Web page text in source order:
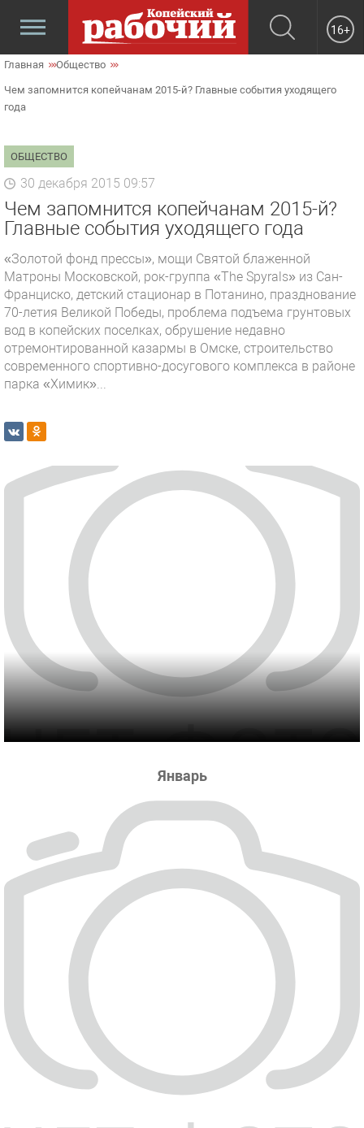
16+
Главная Общество
Чем запомнится копейчанам 2015-й? Главные события уходящего
года
ОБЩЕСТВО
30 декабря 2015 09:57
Чем запомнится копейчанам 2015-й?
Главные события уходящего года
«Золотой фонд прессы», мощи Святой блаженной
Матроны Московской, рок-группа «The Spyrals» из Сан-
Франциско, детский стационар в Потанино, празднование
70-летия Великой Победы, проблема подъема грунтовых
вод в копейских поселках, обрушение недавно
отремонтированной казармы в Омске, строительство
современного спортивно-досугового комплекса в районе
парка «Химик»...
Январь